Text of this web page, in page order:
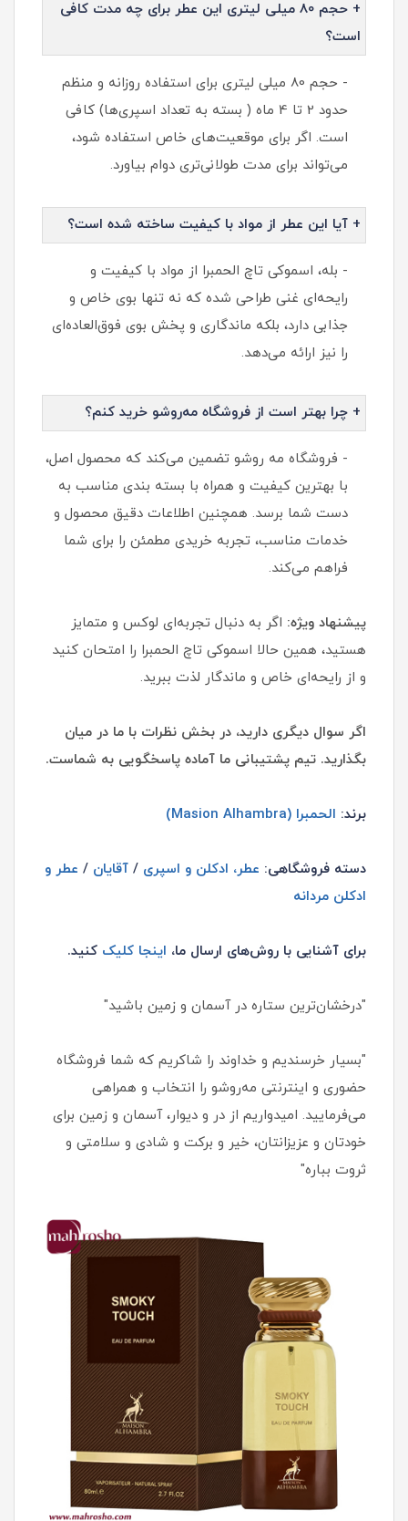
+ حجم 80 میلی لیتری این عطر برای چه مدت کافی
است؟
- حجم 80 میلی لیتری برای استفاده روزانه و منظم
حدود 2 تا 4 ماه ( بسته به تعداد اسپری‌ها) کافی
است. اگر برای موقعیت‌های خاص استفاده شود،
می‌تواند برای مدت طولانی‌تری دوام بیاورد.
+ آیا این عطر از مواد با کیفیت ساخته شده است؟
- بله، اسموکی تاچ الحمبرا از مواد با کیفیت و
رایحه‌ای غنی طراحی شده که نه تنها بوی خاص و
جذابی دارد، بلکه ماندگاری و پخش بوی فوق‌العاده‌ای
را نیز ارائه می‌دهد.
+ چرا بهتر است از فروشگاه مه‌روشو خرید کنم؟
- فروشگاه مه روشو تضمین می‌کند که محصول اصل،
با بهترین کیفیت و همراه با بسته بندی مناسب به
دست شما برسد. همچنین اطلاعات دقیق محصول و
خدمات مناسب، تجربه خریدی مطمئن را برای شما
فراهم می‌کند.
پیشنهاد ویژه: اگر به دنبال تجربه‌ای لوکس و متمایز
هستید، همین حالا اسموکی تاچ الحمبرا را امتحان کنید
و از رایحه‌ای خاص و ماندگار لذت ببرید.
اگر سوال دیگری دارید، در بخش نظرات با ما در میان
بگذارید. تیم پشتیبانی ما آماده پاسخگویی به شماست.
برند: الحمبرا (Masion Alhambra)
دسته فروشگاهی: عطر، ادکلن و اسپری / آقایان / عطر و
ادکلن مردانه
برای آشنایی با روش‌های ارسال ما، اینجا کلیک کنید.
"درخشان‌ترین ستاره در آسمان و زمین باشید"
"بسیار خرسندیم و خداوند را شاکریم که شما فروشگاه
حضوری و اینترنتی مه‌روشو را انتخاب و همراهی
می‌فرمایید. امیدواریم از در و دیوار، آسمان و زمین برای
خودتان و عزیزانتان، خیر و برکت و شادی و سلامتی و
ثروت بباره"